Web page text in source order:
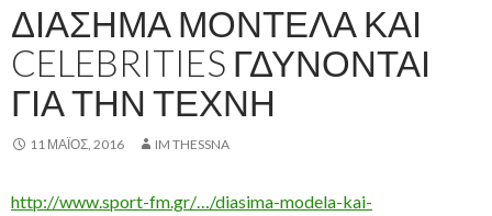
ΔΙΆΣΗΜΑ ΜΟΝΤΈΛΑ ΚΑΙ
CELEBRITIES ΓΔΎΝΟΝΤΑΙ
ΓΙΑ ΤΗΝ ΤΈΧΝΗ
11 ΜΆΙΟΣ, 2016 IM THESSNA
http://www.sport-fm.gr/…/diasima-modela-kai-